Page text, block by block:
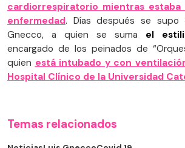
cardiorrespiratorio mientras
enfermedad. Días después se supo
Gnecco, a quien se suma el
encargado de los peinados de
quien está intubado y con
Hospital Clínico de la Universidad
Temas relacionados